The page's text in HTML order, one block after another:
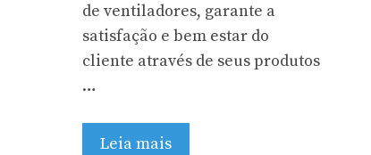
de ventiladores, garante a
satisfação e bem estar do
cliente através de seus produtos
…
Leia mais